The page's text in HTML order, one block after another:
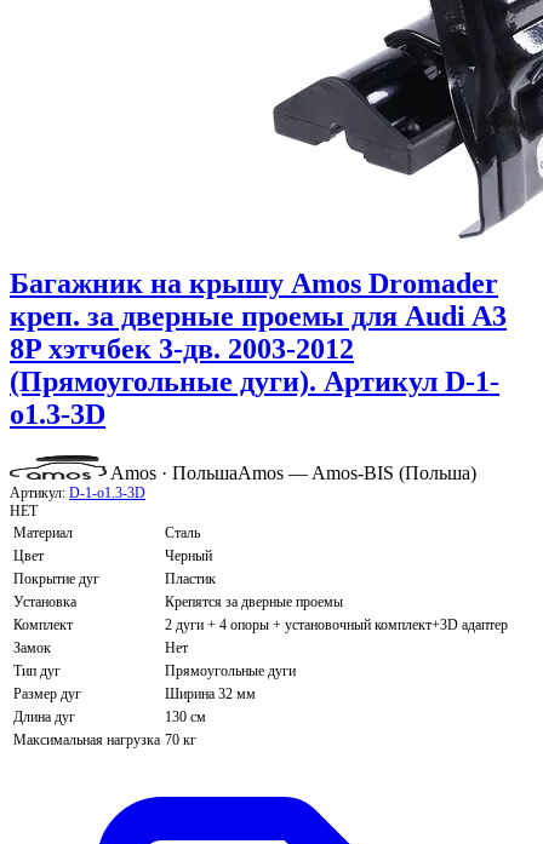
Багажник на крышу Amos Dromader
креп. за дверные проемы для Audi A3
8P хэтчбек 3-дв. 2003-2012
(Прямоугольные дуги). Артикул D-1-
o1.3-3D
Amos · ПольшаAmos — Amos-BIS (Польша)
Артикул: D-1-o1.3-3D
НЕТ
Материал
Сталь
Цвет
Черный
Покрытие дуг
Пластик
Установка
Крепятся за дверные проемы
Комплект
2 дуги + 4 опоры + установочный комплект+3D адаптер
Замок
Нет
Тип дуг
Прямоугольные дуги
Размер дуг
Ширина 32 мм
Длина дуг
130 см
Максимальная нагрузка 70 кг